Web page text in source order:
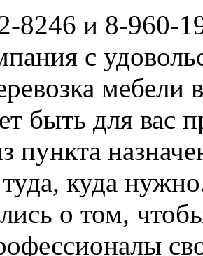
8246 и 8-960-
с
быть для вас
пункта
туда, куда
о том,